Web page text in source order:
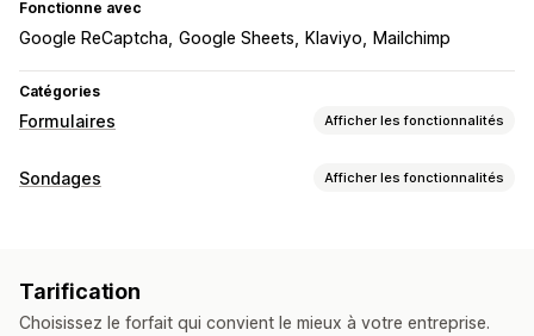
Fonctionne avec
Google ReCaptcha Google Sheets Klaviyo Mailchimp
Catégories
Formulaires Afficher les fonctionnalités
Types de formulaires
Personnalisation
Sondages Afficher les fonctionnalités
Éditeur avec fonction de glisser-déposer
Formulaires intégrés
Importations de fichiers
Tarification
Choisissez le forfait qui convient le mieux à votre entreprise.